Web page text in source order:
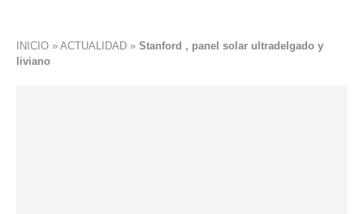
INICIO » ACTUALIDAD » Stanford , panel solar ultradelgado y
liviano